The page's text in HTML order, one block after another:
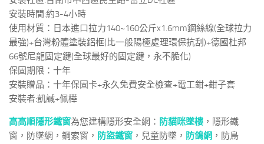
安裝時間:約3-4小時
使用材質：日本進口拉力140~160公斤x1.6mm鋼絲線(全球拉力
最強)+台灣粉體塗裝鋁框(比一般陽極處理環保抗刮)+德國杜邦
66號尼龍固定鍵(全球最好的固定鍵，永不脆化)
保固期限：十年
安裝贈品：十年保固卡+永久免費安全檢查+電工鉗+鉗子套
安裝者:凱諴+佩樺
高高順隱形鐵窗為您建構隱形安全網： 防貓咪墜樓 ，隱形鐵
窗，防墜網，鋼索窗， 防盜鐵窗 ，兒童防墜， 防鴿網 ，防鳥